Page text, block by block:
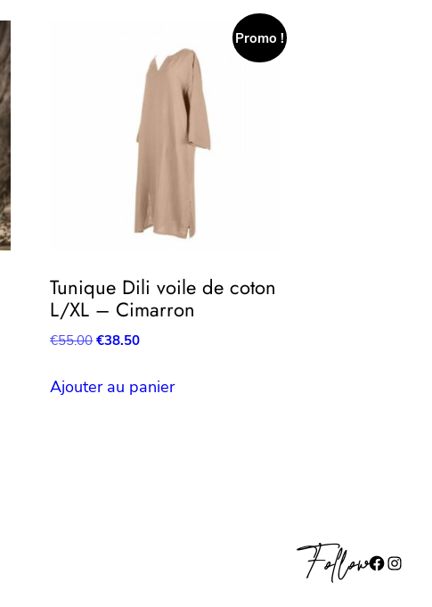
Promo !
Tunique Dili voile de coton
L/XL – Cimarron
€55.00Le
initial
€38.50Le
actuel
Ajouter au panier
FollowFacebook Instagram